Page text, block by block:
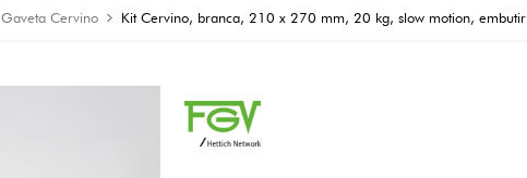
Gaveta Cervino Kit Cervino, branca, 210 x 270 mm, 20 kg, slow motion, embutir